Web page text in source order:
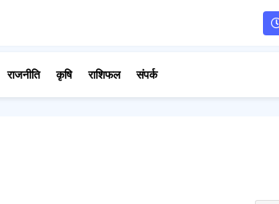
राजनीति कृषि राशिफल संपर्क